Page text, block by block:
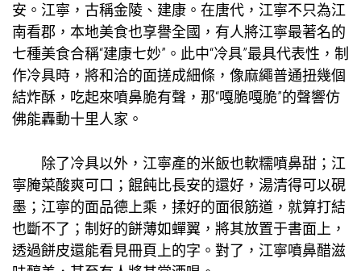
安。江寧，古稱金陵、建康。在唐代，江寧不只為江
南看郡，本地美食也享譽全國，有人將江寧最著名的
七種美食合稱“建康七妙”。此中“冷具”最具代表性，制
作冷具時，將和洽的面搓成細條，像麻繩普通扭幾個
結炸酥，吃起來噴鼻脆有聲，那“嘎脆嘎脆”的聲響仿
佛能轟動十里人家。
除了冷具以外，江寧產的米飯也軟糯噴鼻甜；江
寧腌菜酸爽可口；餛飩比長安的還好，湯清得可以硯
墨；江寧的面品德上乘，揉好的面很筋道，就算打結
也斷不了；制好的餅薄如蟬翼，將其放置于書面上，
透過餅皮還能看見冊頁上的字。對了，江寧噴鼻醋滋